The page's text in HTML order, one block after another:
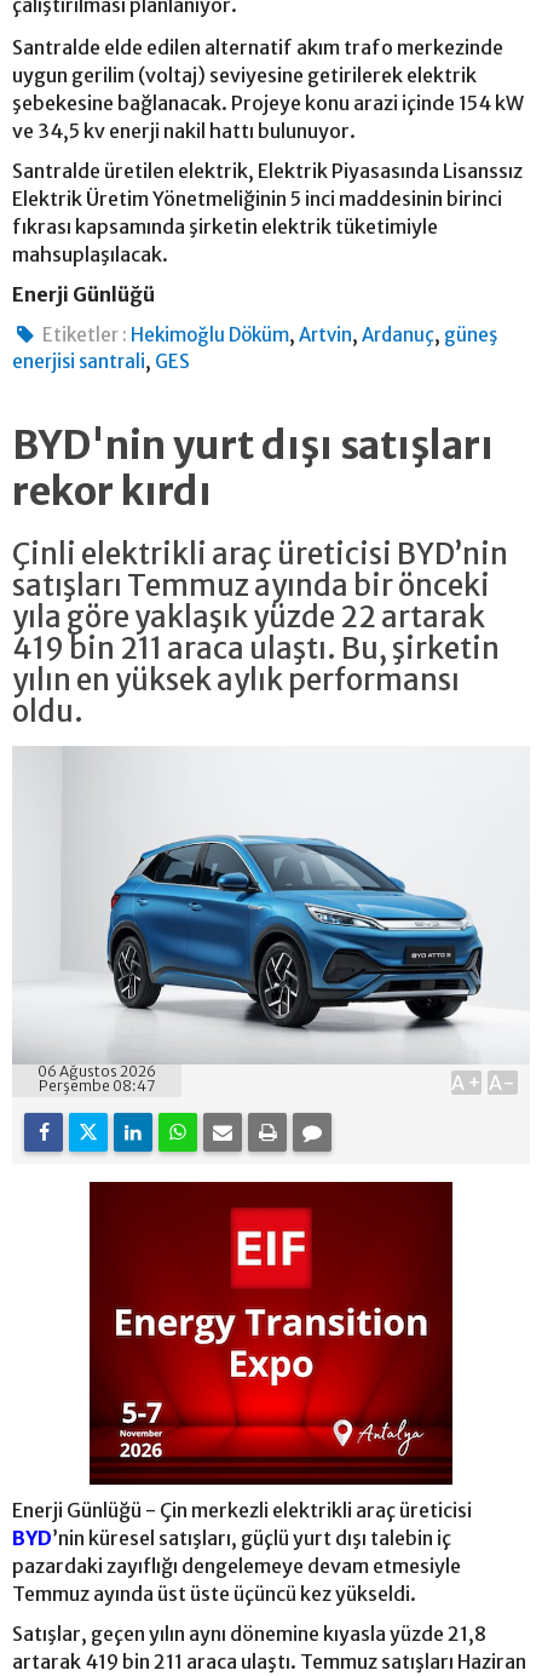
çalıştırılması planlanıyor.
Santralde elde edilen alternatif akım trafo merkezinde
uygun gerilim (voltaj) seviyesine getirilerek elektrik
şebekesine bağlanacak. Projeye konu arazi içinde 154 kW
ve 34,5 kv enerji nakil hattı bulunuyor.
Santralde üretilen elektrik, Elektrik Piyasasında Lisanssız
Elektrik Üretim Yönetmeliğinin 5 inci maddesinin birinci
fıkrası kapsamında şirketin elektrik tüketimiyle
mahsuplaşılacak.
Enerji Günlüğü
Etiketler : Hekimoğlu Döküm,Artvin,Ardanuç, güneş
enerjisi santrali, GES
BYD'nin yurt dışı satışları
rekor kırdı
Çinli elektrikli araç üreticisi BYD’nin
satışları Temmuz ayında bir önceki
yıla göre yaklaşık yüzde 22 artarak
419 bin 211 araca ulaştı. Bu, şirketin
yılın en yüksek aylık performansı
oldu.
06 Ağustos 2026
Perşembe 08:47
A+ A-
Enerji Günlüğü - Çin merkezli elektrikli araç üreticisi
BYD’nin küresel satışları, güçlü yurt dışı talebin iç
pazardaki zayıflığı dengelemeye devam etmesiyle
Temmuz ayında üst üste üçüncü kez yükseldi.
Satışlar, geçen yılın aynı dönemine kıyasla yüzde 21,8
artarak 419 bin 211 araca ulaştı. Temmuz satışları Haziran